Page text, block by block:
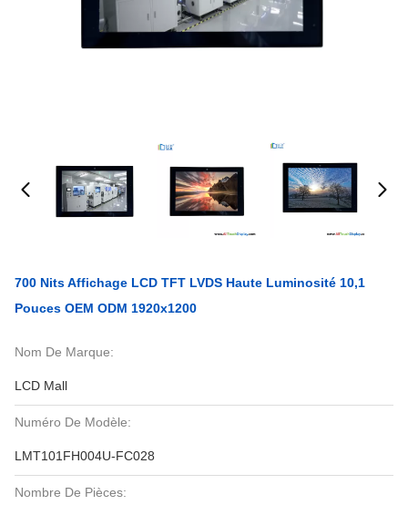
700 Nits Affichage LCD TFT LVDS Haute Luminosité 10,1
Pouces OEM ODM 1920x1200
Nom De Marque:
LCD Mall
Numéro De Modèle:
LMT101FH004U-FC028
Nombre De Pièces: